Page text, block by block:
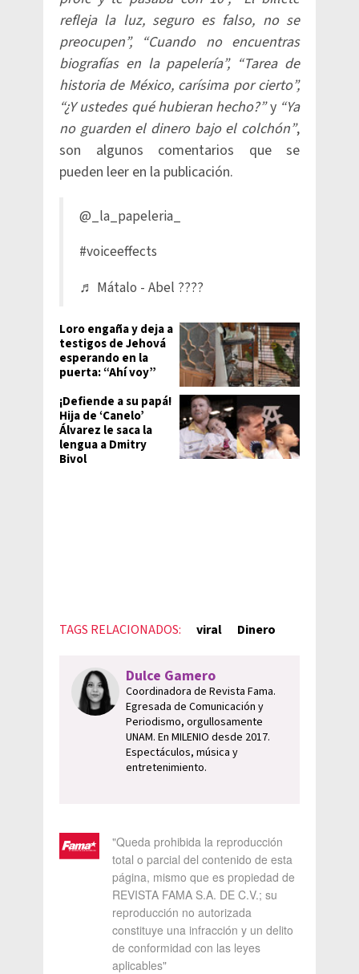
refleja la luz, seguro es falso, no se
preocupen”, “Cuando no encuentras
biografías en la papelería”, “Tarea de
historia de México, carísima por cierto”,
“¿Y ustedes qué hubieran hecho?”y“Ya
no guarden el dinero bajo el colchón”,
son algunos comentarios que se
pueden leer en la publicación.​
@_la_papeleria_
#voiceeffects
♬ Mátalo - Abel ????
Loro engaña y deja a
testigos de Jehová
esperando en la
puerta: “Ahí voy”
¡Defiende a su papá!
Hija de ‘Canelo’
Álvarez le saca la
lengua a Dmitry
Bivol
TAGS RELACIONADOS: viral Dinero
Dulce Gamero
Coordinadora de Revista Fama.
Egresada de Comunicación y
Periodismo, orgullosamente
UNAM. En MILENIO desde 2017.
Espectáculos, música y
entretenimiento.
"Queda prohibida la reproducción
total o parcial del contenido de esta
página, mismo que es propiedad de
REVISTA FAMA S.A. DE C.V.; su
reproducción no autorizada
constituye una infracción y un delito
de conformidad con las leyes
aplicables"